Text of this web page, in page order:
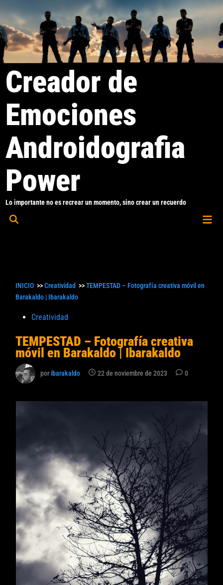
al
contenido
Creador de
Emociones
Androidografia
Power
Lo importante no es recrear un momento, sino crear un recuerdo
Abrir
INICIO >>Creatividad >>TEMPESTAD – Fotografía creativa móvil en
Barakaldo | Ibarakaldo
Publicado
Creatividad
TEMPESTAD – Fotografía creativa
móvil en Barakaldo | Ibarakaldo
poribarakaldo 22 de noviembre de 2023 0